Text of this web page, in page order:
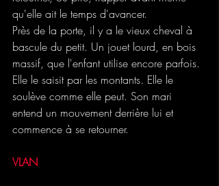
qu'elle ait le temps d'avancer.
Près de la porte, il y a le vieux cheval à
bascule du petit. Un jouet lourd, en bois
massif, que l'enfant utilise encore parfois.
Elle le saisit par les montants. Elle le
soulève comme elle peut. Son mari
entend un mouvement derrière lui et
commence à se retourner.
VLAN